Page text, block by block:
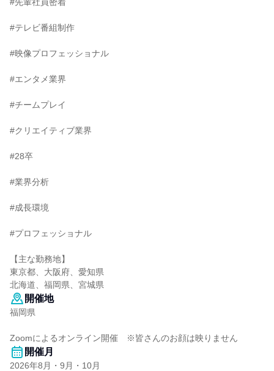
#テレビ番組制作
#映像プロフェッショナル
#エンタメ業界
#チームプレイ
#クリエイティブ業界
#28卒
#業界分析
#成長環境
#プロフェッショナル
【主な勤務地】
東京都、大阪府、愛知県
北海道、福岡県、宮城県
開催地
福岡県
Zoomによるオンライン開催 ※皆さんのお顔は映りません
開催月
2026年8月・9月・10月